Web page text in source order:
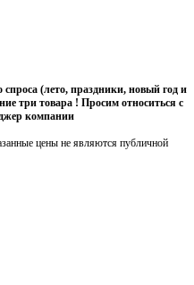
(лето, праздники, новый год и
три товара ! Просим относиться с
компании
цены не являются публичной